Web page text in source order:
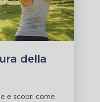
della
e scopri come